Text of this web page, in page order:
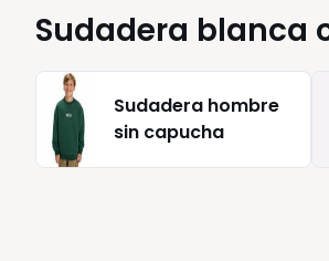
Sudadera blanca
Sudadera hombre
sin capucha